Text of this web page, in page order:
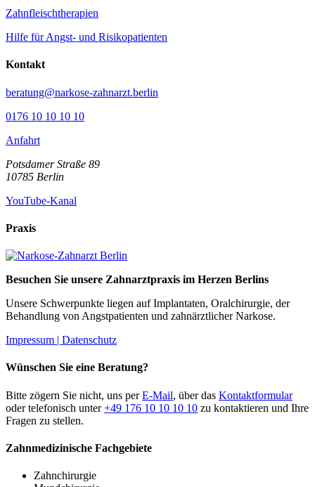
Zahnfleischtherapien
Hilfe für Angst- und Risikopatienten
Kontakt
beratung@narkose-zahnarzt.berlin
0176 10 10 10 10
Anfahrt
Potsdamer Straße 89
10785 Berlin
YouTube-Kanal
Praxis
Besuchen Sie unsere Zahnarztpraxis im Herzen Berlins
Unsere Schwerpunkte liegen auf Implantaten, Oralchirurgie, der
Behandlung von Angstpatienten und zahnärztlicher Narkose.
Impressum | Datenschutz
Wünschen Sie eine Beratung?
Bitte zögern Sie nicht, uns perE-Mail, über das Kontaktformular
oder telefonisch unter+49 176 10 10 10 10 zu kontaktieren und Ihre
Fragen zu stellen.
Zahnmedizinische Fachgebiete
Zahnchirurgie